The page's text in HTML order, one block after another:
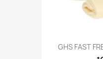
GHS FAST